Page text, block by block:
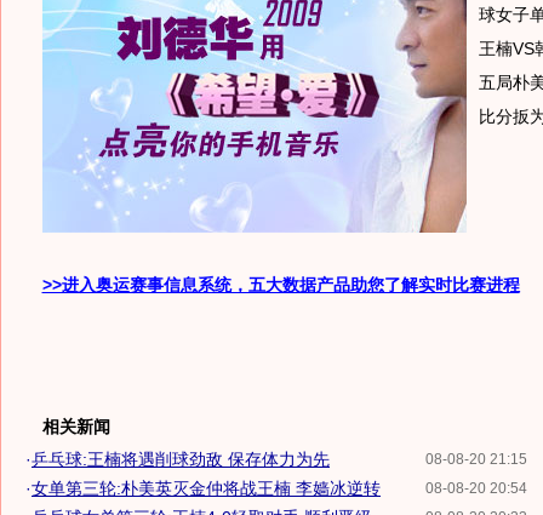
球女子
王楠VS
五局朴
比分扳
>>进入奥运赛事信息系统，五大数据产品助您了解实时比赛进程
相关新闻
08-08-20 21:15
·乒乓球:王楠将遇削球劲敌 保存体力为先
08-08-20 20:54
·女单第三轮:朴美英灭金仲将战王楠 李嫱冰逆转